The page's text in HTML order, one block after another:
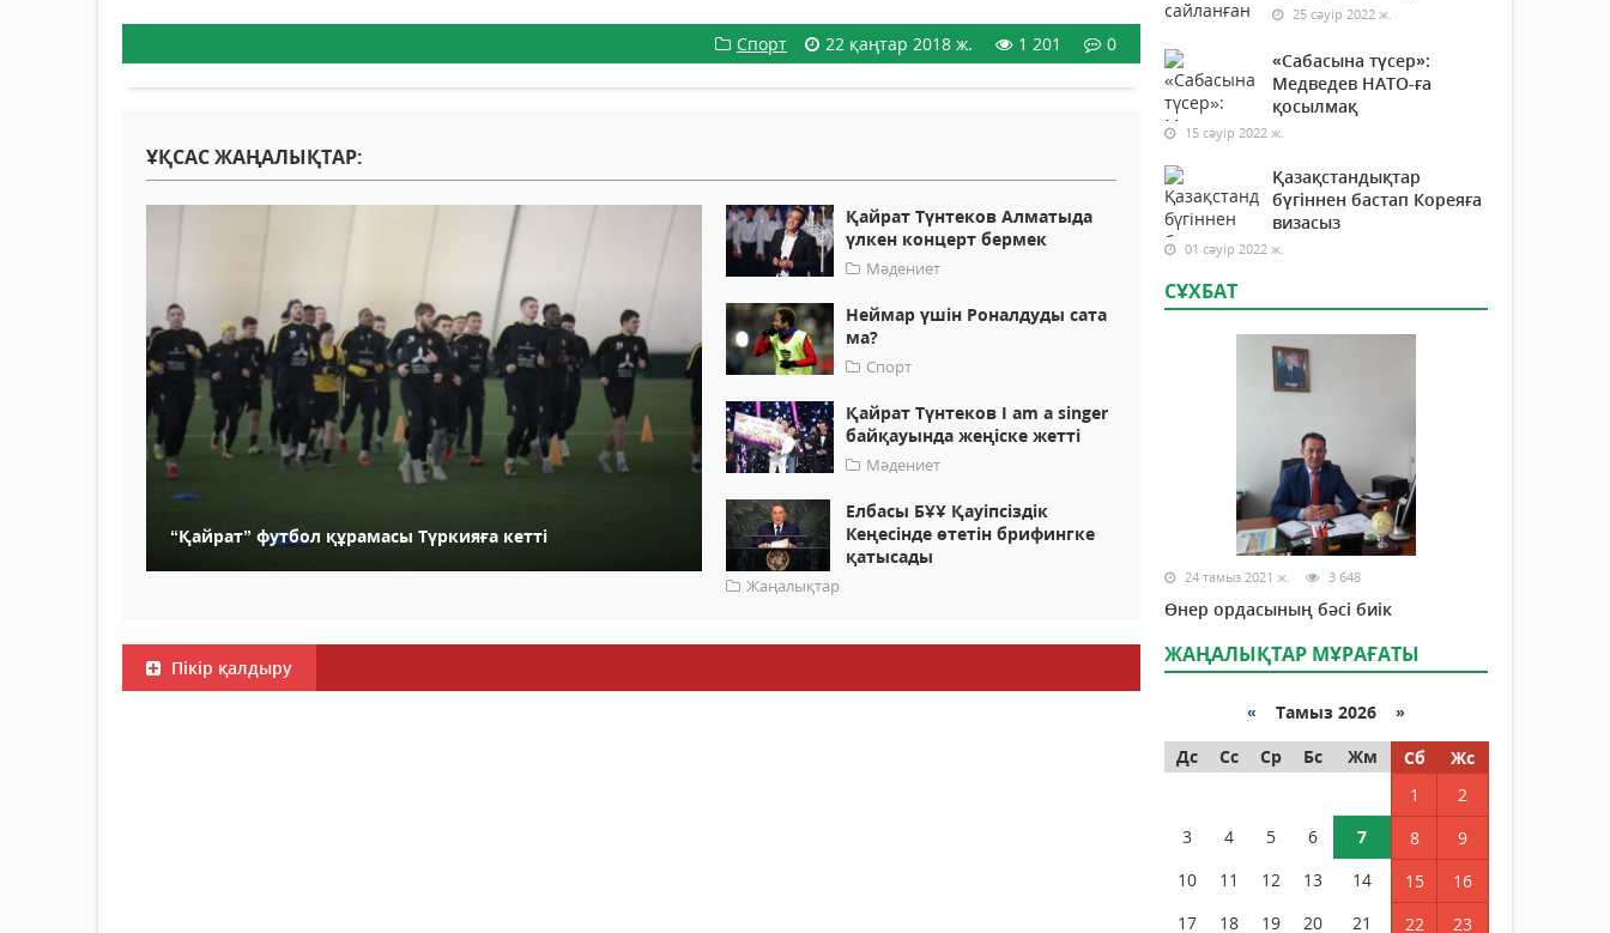
Спорт 22 қаңтар 2018 ж. 1 201 0
ҰҚСАС ЖАҢАЛЫҚТАР:
“Қайрат” футбол құрамасы Түркияға кетті
Қайрат Түнтеков Алматыда
үлкен концерт бермек
Мәдениет
Неймар үшін Роналдуды сата
ма?
Спорт
Қайрат Түнтеков I am a singer
байқауында жеңіске жетті
Мәдениет
Елбасы БҰҰ Қауіпсіздік
Кеңесінде өтетін брифингке
қатысады
Жаңалықтар
Пікір қалдыру
25 сәуір 2022 ж.
«Сабасына түсер»:
Медведев НАТО-ға
қосылмақ
15 сәуір 2022 ж.
Қазақстандықтар
бүгіннен бастап Кореяға
визасыз
01 сәуір 2022 ж.
СҰХБАТ
24 тамыз 2021 ж. 3 648
Өнер ордасының бәсі биік
ЖАҢАЛЫҚТАР МҰРАҒАТЫ
« Тамыз 2026 »
Дс
Сс Ср Бс Жм Сб
Жс
1
2
3
4 5 6 7 8
9
10
11 12 13 14 15
16
17
18 19 20 21 22 23